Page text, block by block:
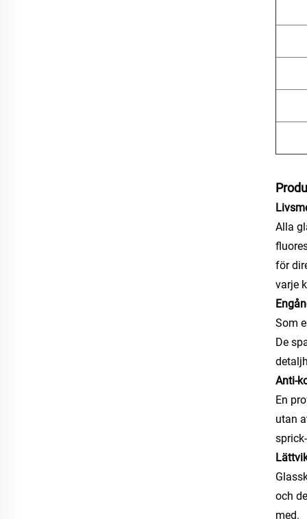
Alla
för
varje
Som
De
Anti-
En
utan
och
med.